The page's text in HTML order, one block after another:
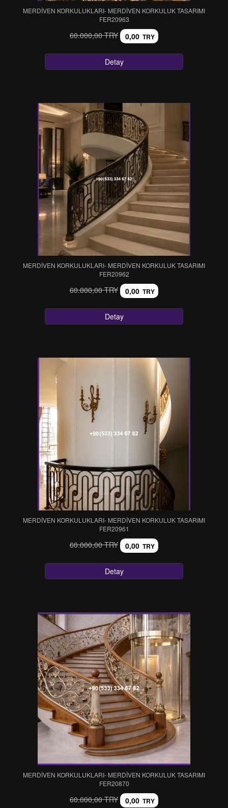
MERDİVEN KORKULUKLARI- MERDİVEN KORKULUK TASARIMI
FER20963
60.000,00 TRY 0,00 TRY
Detay
MERDİVEN KORKULUKLARI- MERDİVEN KORKULUK TASARIMI
FER20962
60.000,00 TRY 0,00 TRY
Detay
MERDİVEN KORKULUKLARI- MERDİVEN KORKULUK TASARIMI
FER20961
60.000,00 TRY 0,00 TRY
Detay
MERDİVEN KORKULUKLARI- MERDİVEN KORKULUK TASARIMI
FER20870
60.000,00 TRY 0,00 TRY